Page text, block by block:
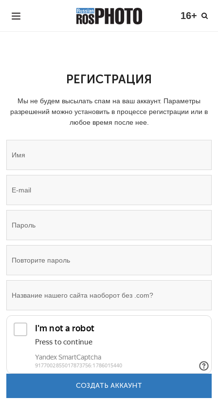
16+
РЕГИСТРАЦИЯ
Мы не будем высылать спам на ваш аккаунт. Параметры
разрешений можно установить в процессе регистрации или в
любое время после нее.
СОЗДАТЬ АККАУНТ